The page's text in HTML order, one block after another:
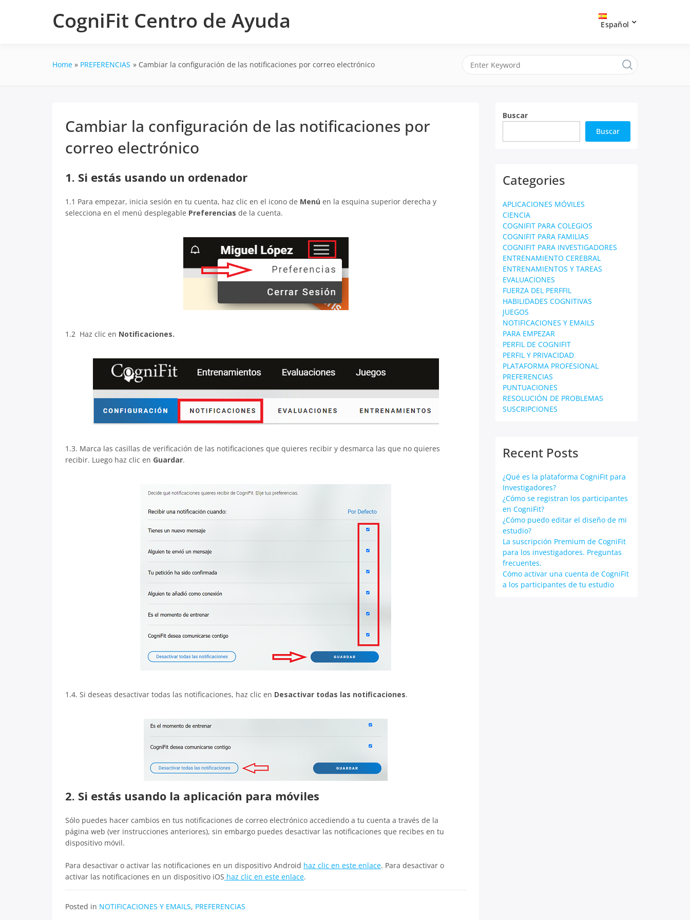
CogniFit Centro de Ayuda Español
Home PREFERENCIAS Cambiar la configuración de las notificaciones por correo electrónico
Cambiar la configuración de las notificaciones por
correo electrónico
1. Si estás usando un ordenador
1.1 Para empezar, inicia sesión en tu cuenta, haz clic en el icono de Menú en la esquina superior derecha y
selecciona en el menú desplegable Preferencias de la cuenta.
1.2 Haz clic en Notificaciones.
1.3. Marca las casillas de verificación de las notificaciones que quieres recibir y desmarca las que no quieres
recibir. Luego haz clic en Guardar.
1.4. Si deseas desactivar todas las notificaciones, haz clic en Desactivar todas las notificaciones.
2. Si estás usando la aplicación para móviles
Sólo puedes hacer cambios en tus notificaciones de correo electrónico accediendo a tu cuenta a través de la
página web (ver instrucciones anteriores), sin embargo puedes desactivar las notificaciones que recibes en tu
dispositivo móvil.
Para desactivar o activar las notificaciones en un dispositivo Android haz clic en este enlace. Para desactivar o
activar las notificaciones en un dispositivo iOS haz clic en este enlace.
Posted in NOTIFICACIONES Y EMAILS, PREFERENCIAS
Buscar
Buscar
Categories
APLICACIONES MÓVILES
CIENCIA
COGNIFIT PARA COLEGIOS
COGNIFIT PARA FAMILIAS
COGNIFIT PARA INVESTIGADORES
ENTRENAMIENTO CEREBRAL
ENTRENAMIENTOS Y TAREAS
EVALUACIONES
FUERZA DEL PERFFIL
HABILIDADES COGNITIVAS
JUEGOS
NOTIFICACIONES Y EMAILS
PARA EMPEZAR
PERFIL DE COGNIFIT
PERFIL Y PRIVACIDAD
PLATAFORMA PROFESIONAL
PREFERENCIAS
PUNTUACIONES
RESOLUCIÓN DE PROBLEMAS
SUSCRIPCIONES
Recent Posts
¿Qué es la plataforma CogniFit para
Investigadores?
¿Cómo se registran los participantes
en CogniFit?
¿Cómo puedo editar el diseño de mi
estudio?
La suscripción Premium de CogniFit
para los investigadores. Preguntas
frecuentes.
Cómo activar una cuenta de CogniFit
a los participantes de tu estudio